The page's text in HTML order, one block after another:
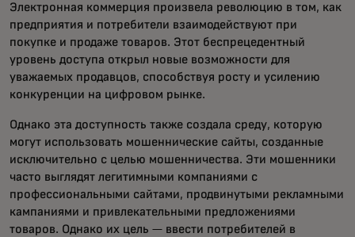
Электронная коммерция произвела революцию в том, как
предприятия и потребители взаимодействуют при
покупке и продаже товаров. Этот беспрецедентный
уровень доступа открыл новые возможности для
уважаемых продавцов, способствуя росту и усилению
конкуренции на цифровом рынке.
Однако эта доступность также создала среду, которую
могут использовать мошеннические сайты, созданные
исключительно с целью мошенничества. Эти мошенники
часто выглядят легитимными компаниями с
профессиональными сайтами, продвинутыми рекламными
кампаниями и привлекательными предложениями
товаров. Однако их цель — ввести потребителей в